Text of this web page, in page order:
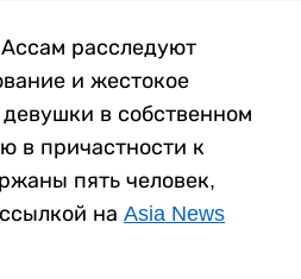
расследуют
и жестокое
в собственном
в причастности к
пять человек,
на Asia News